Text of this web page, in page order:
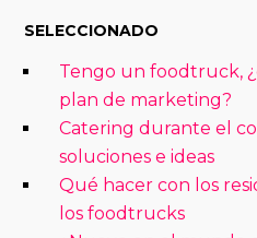
SELECCIONADO
Tengo un foodtruck,
plan de marketing?
Catering durante el
soluciones e ideas
Qué hacer con los
los foodtrucks